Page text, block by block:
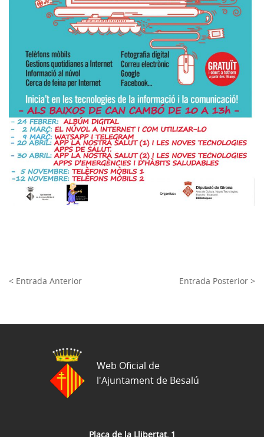
< Entrada Anterior Entrada Posterior >
Plaça de la Llibertat, 1
Web Oficial de
l'Ajuntament de Besalú